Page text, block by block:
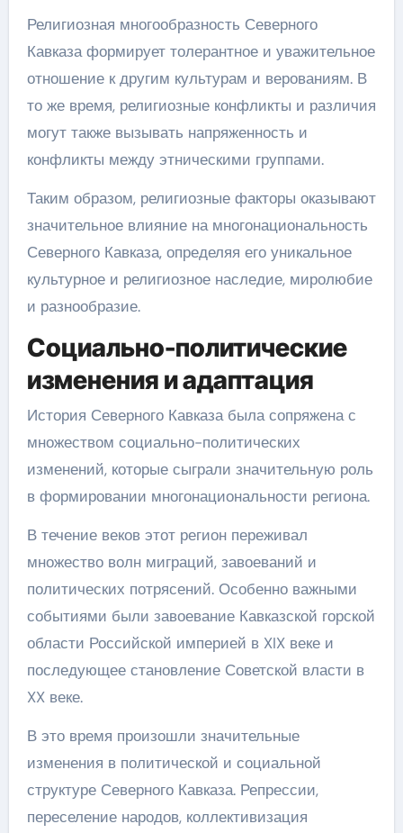
Религиозная многообразность Северного
Кавказа формирует толерантное и уважительное
отношение к другим культурам и верованиям. В
то же время, религиозные конфликты и различия
могут также вызывать напряженность и
конфликты между этническими группами.
Таким образом, религиозные факторы оказывают
значительное влияние на многонациональность
Северного Кавказа, определяя его уникальное
культурное и религиозное наследие, миролюбие
и разнообразие.
Социально-политические
изменения и адаптация
История Северного Кавказа была сопряжена с
множеством социально-политических
изменений, которые сыграли значительную роль
в формировании многонациональности региона.
В течение веков этот регион переживал
множество волн миграций, завоеваний и
политических потрясений. Особенно важными
событиями были завоевание Кавказской горской
области Российской империей в XIX веке и
последующее становление Советской власти в
XX веке.
В это время произошли значительные
изменения в политической и социальной
структуре Северного Кавказа. Репрессии,
переселение народов, коллективизация